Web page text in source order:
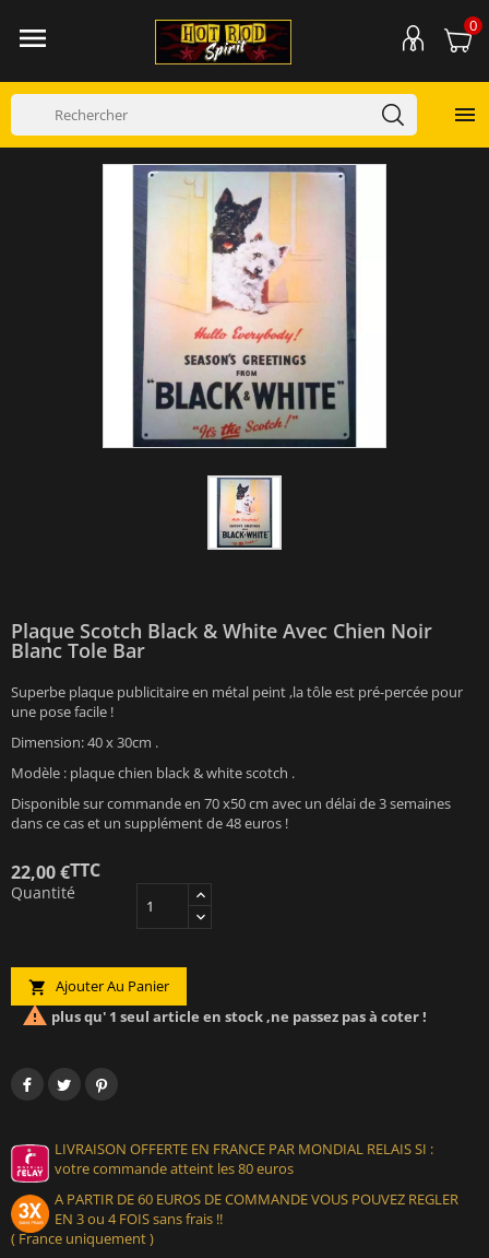
 0

Plaque Scotch Black & White Avec Chien Noir
Blanc Tole Bar
Superbe plaque publicitaire en métal peint ,la tôle est pré-percée pour
une pose facile !
Dimension: 40 x 30cm .
Modèle : plaque chien black & white scotch .
Disponible sur commande en 70 x50 cm avec un délai de 3 semaines
dans ce cas et un supplément de 48 euros !
22,00 €TTC
Quantité
 Ajouter Au Panier
 plus qu' 1 seul article en stock ,ne passez pas à coter !
LIVRAISON OFFERTE EN FRANCE PAR MONDIAL RELAIS SI :
votre commande atteint les 80 euros
A PARTIR DE 60 EUROS DE COMMANDE VOUS POUVEZ REGLER
EN 3 ou 4 FOIS sans frais !!
( France uniquement )